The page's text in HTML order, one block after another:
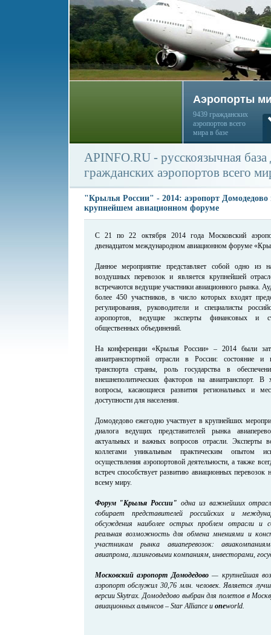
Аэропорты
9439 гражданских
аэропортов всего
мира в базе
APINFO.RU - русскоязычная
гражданских аэропортов всего
"Крылья России" - 2014: аэропорт Домодедово
крупнейшем авиационном форуме
С 21 по 22 октября 2014 года Московский
двенадцатом международном авиационном форуме
Данное мероприятие представляет собой одно из
воздушных перевозок и является крупнейшей
встречаются ведущие участники авиационного рынка.
более 450 участников, в число которых входят
регулирования, руководители и специалисты
аэропортов, ведущие эксперты финансовых и
общественных объединений.
На конференции «Крылья России» – 2014 были
авиатранспортной отрасли в России: состояние и
транспорта страны, роль государства в
внешнеполитических факторов на авиатранспорт. В
вопросы, касающиеся развития региональных и
доступности для населения.
Домодедово ежегодно участвует в крупнейших
диалога ведущих представителей рынка
актуальных и важных вопросов отрасли. Эксперты
коллегами уникальным практическим опытом
осуществления аэропортовой деятельности, а также
встреч способствует развитию авиационных
всему миру.
Форум "Крылья России"одна из важнейших
собирает представителей российских и
обсуждения наиболее острых проблем отрасли и
реальная возможность для обмена мнениями и
участникам рынка авиаперевозок:
авиапрома, лизинговыми компаниям, инвесторами,
Московский аэропорт Домодедово— крупнейшая
аэропорт обслужил 30,76 млн. человек. Является
версии Skytrax. Домодедово выбран для полетов в
авиационных альянсов – Star Alliance иoneworld.